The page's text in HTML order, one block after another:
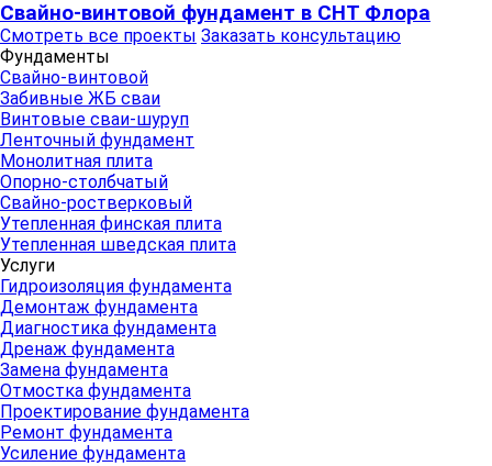
Свайно-винтовой фундамент в СНТ Флора
Смотреть все проекты Заказать консультацию
Фундаменты
Свайно-винтовой
Забивные ЖБ сваи
Винтовые сваи-шуруп
Ленточный фундамент
Монолитная плита
Опорно-столбчатый
Свайно-ростверковый
Утепленная финская плита
Утепленная шведская плита
Услуги
Гидроизоляция фундамента
Демонтаж фундамента
Диагностика фундамента
Дренаж фундамента
Замена фундамента
Отмостка фундамента
Проектирование фундамента
Ремонт фундамента
Усиление фундамента